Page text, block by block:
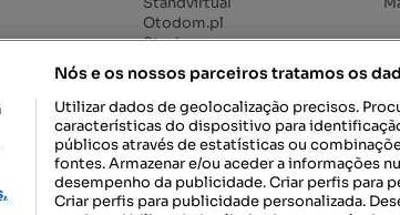
Otodom.pl
Storia.ro
DESCARREGAR NA:
Nós e os nossos parceiros tratamos os
Utilizar dados de geolocalização precisos.
características do dispositivo para
públicos através de estatísticas ou
fontes. Armazenar e/ou aceder a informações
desempenho da publicidade. Criar perfis para
Criar perfis para publicidade personalizada.